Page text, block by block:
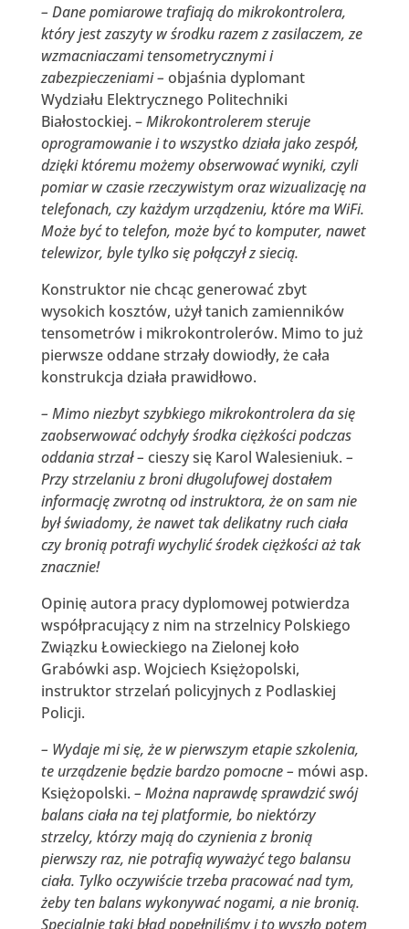
– Dane pomiarowe trafiają do mikrokontrolera,
który jest zaszyty w środku razem z zasilaczem, ze
wzmacniaczami tensometrycznymi i
zabezpieczeniami – objaśnia dyplomant
Wydziału Elektrycznego Politechniki
Białostockiej. –Mikrokontrolerem steruje
oprogramowanie i to wszystko działa jako zespół,
dzięki któremu możemy obserwować wyniki, czyli
pomiar w czasie rzeczywistym oraz wizualizację na
telefonach, czy każdym urządzeniu, które ma WiFi.
Może być to telefon, może być to komputer, nawet
telewizor, byle tylko się połączył z siecią.
Konstruktor nie chcąc generować zbyt
wysokich kosztów, użył tanich zamienników
tensometrów i mikrokontrolerów. Mimo to już
pierwsze oddane strzały dowiodły, że cała
konstrukcja działa prawidłowo.
– Mimo niezbyt szybkiego mikrokontrolera da się
zaobserwować odchyły środka ciężkości podczas
oddania strzał – cieszy się Karol Walesieniuk. –
Przy strzelaniu z broni długolufowej dostałem
informację zwrotną od instruktora, że on sam nie
był świadomy, że nawet tak delikatny ruch ciała
czy bronią potrafi wychylić środek ciężkości aż tak
znacznie!
Opinię autora pracy dyplomowej potwierdza
współpracujący z nim na strzelnicy Polskiego
Związku Łowieckiego na Zielonej koło
Grabówki asp. Wojciech Księżopolski,
instruktor strzelań policyjnych z Podlaskiej
Policji.
– Wydaje mi się, że w pierwszym etapie szkolenia,
te urządzenie będzie bardzo pomocne – mówi asp.
Księżopolski. – Można naprawdę sprawdzić swój
balans ciała na tej platformie, bo niektórzy
strzelcy, którzy mają do czynienia z bronią
pierwszy raz, nie potrafią wyważyć tego balansu
ciała. Tylko oczywiście trzeba pracować nad tym,
żeby ten balans wykonywać nogami, a nie bronią.
Specjalnie taki błąd popełniliśmy i to wyszło potem